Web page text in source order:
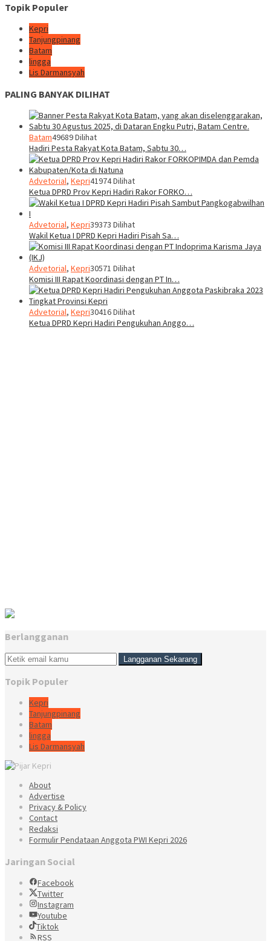
Topik Populer
Kepri
Tanjungpinang
Batam
lingga
Lis Darmansyah
PALING BANYAK DILIHAT
Batam49689 Dilihat
Hadiri Pesta Rakyat Kota Batam, Sabtu 30…
Advetorial, Kepri41974 Dilihat
Ketua DPRD Prov Kepri Hadiri Rakor FORKO…
Advetorial, Kepri39373 Dilihat
Wakil Ketua I DPRD Kepri Hadiri Pisah Sa…
Advetorial, Kepri30571 Dilihat
Komisi III Rapat Koordinasi dengan PT In…
Advetorial, Kepri30416 Dilihat
Ketua DPRD Kepri Hadiri Pengukuhan Anggo…
Berlangganan
Topik Populer
Kepri
Tanjungpinang
Batam
lingga
Lis Darmansyah
About
Advertise
Privacy & Policy
Contact
Redaksi
Formulir Pendataan Anggota PWI Kepri 2026
Jaringan Social
Facebook
Twitter
Instagram
Youtube
Tiktok
RSS